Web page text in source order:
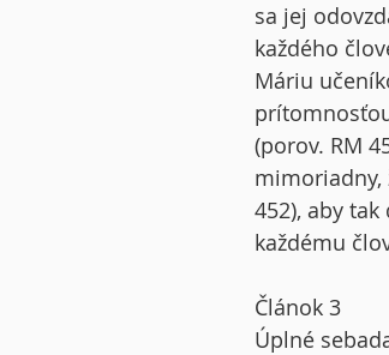
sa jej
každého
Máriu
(porov. RM
mimoriadny,
452), aby
každému
Článok 3
Úplné